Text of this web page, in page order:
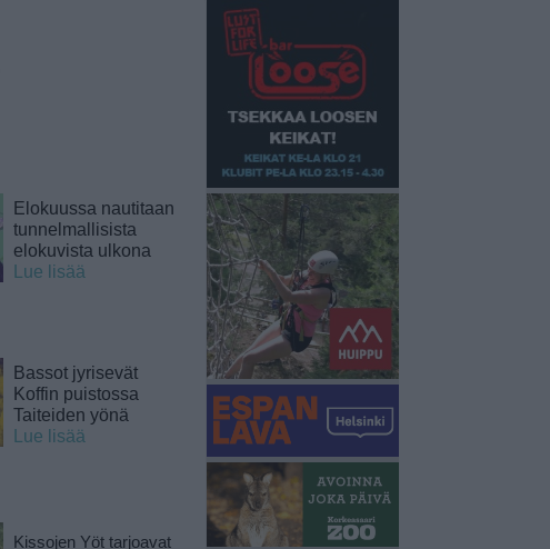
Elokuussa nautitaan
tunnelmallisista
elokuvista ulkona
Lue lisää
Bassot jyrisevät
Koffin puistossa
Taiteiden yönä
Lue lisää
Kissojen Yöt tarjoavat